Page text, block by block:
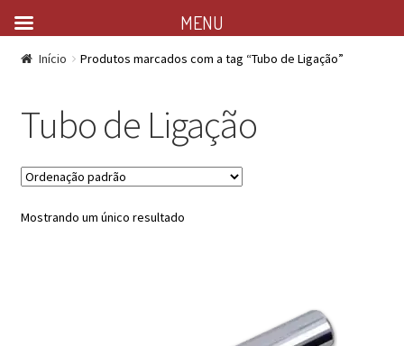
Início Produtos marcados com a tag “Tubo de Ligação”
Tubo de Ligação
Mostrando um único resultado
MENU